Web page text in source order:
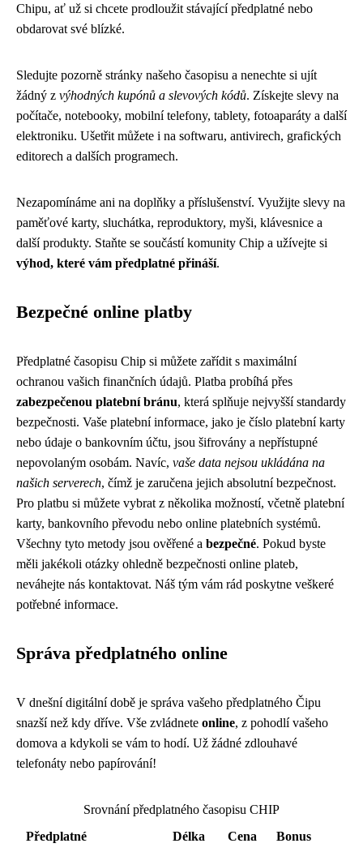
Chipu, ať už si chcete prodloužit stávající předplatné nebo
obdarovat své blízké.
Sledujte pozorně stránky našeho časopisu a nenechte si ujít
žádný z výhodných kupónů a slevových kódů. Získejte slevy na
počítače, notebooky, mobilní telefony, tablety, fotoaparáty a další
elektroniku. Ušetřit můžete i na softwaru, antivirech, grafických
editorech a dalších programech.
Nezapomínáme ani na doplňky a příslušenství. Využijte slevy na
paměťové karty, sluchátka, reproduktory, myši, klávesnice a
další produkty. Staňte se součástí komunity Chip a užívejte si
výhod, které vám předplatné přináší.
Bezpečné online platby
Předplatné časopisu Chip si můžete zařídit s maximální
ochranou vašich finančních údajů. Platba probíhá přes
zabezpečenou platební bránu, která splňuje nejvyšší standardy
bezpečnosti. Vaše platební informace, jako je číslo platební karty
nebo údaje o bankovním účtu, jsou šifrovány a nepřístupné
nepovolaným osobám. Navíc, vaše data nejsou ukládána na
našich serverech, čímž je zaručena jejich absolutní bezpečnost.
Pro platbu si můžete vybrat z několika možností, včetně platební
karty, bankovního převodu nebo online platebních systémů.
Všechny tyto metody jsou ověřené a bezpečné. Pokud byste
měli jakékoli otázky ohledně bezpečnosti online plateb,
neváhejte nás kontaktovat. Náš tým vám rád poskytne veškeré
potřebné informace.
Správa předplatného online
V dnešní digitální době je správa vašeho předplatného Čipu
snazší než kdy dříve. Vše zvládnete online, z pohodlí vašeho
domova a kdykoli se vám to hodí. Už žádné zdlouhavé
telefonáty nebo papírování!
Srovnání předplatného časopisu CHIP
Předplatné
Délka Cena Bonus